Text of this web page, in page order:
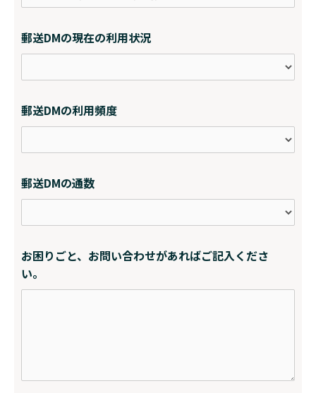
郵送DMの現在の利用状況
郵送DMの利用頻度
郵送DMの通数
お困りごと、お問い合わせがあればご記入くださ
い。